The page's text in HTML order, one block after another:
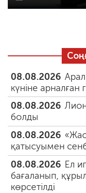
08.08.2026
күніне арналған
08.08.2026
болды
08.08.2026
қатысуымен
08.08.2026 Ел
бағаланып,
көрсетілді